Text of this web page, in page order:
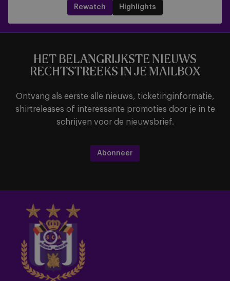
Rewatch Highlights
HET BELANGRIJKSTE NIEUWS
RECHTSTREEKS IN JE MAILBOX
Ontvang als eerste alle nieuws, ticketinginformatie,
shirtreleases of interessante promoties door je in te
schrijven voor de nieuwsbrief.
Abonneer